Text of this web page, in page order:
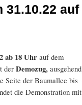
31.10.22 auf
ab 18 Uhr auf dem
der Demozug, ausgehend
Seite der Baumallee bis
die Demonstration mit